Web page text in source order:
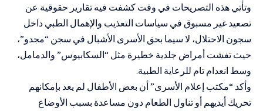
وتأتي هذه التصريحات في وقت كشفت فيه تقارير حقوقية عن
تصعيد غير مسبوق في سياسات التعذيب والإهمال الطبي داخل
سجون الاحتلال، لا سيما بحق الأسرى الأشبال في سجن “مجدو”،
حيث تفشت أمراض جلدية خطيرة مثل “السكابيوس” والدمامل،
وسط انعدام تام للرعاية الطبية.
وأكد “مكتب إعلام الأسرى” أن بعض الأطفال لم يعد بإمكانهم
تحريك أيديهم أو تناول الطعام دون مساعدة بسبب الأوضاع